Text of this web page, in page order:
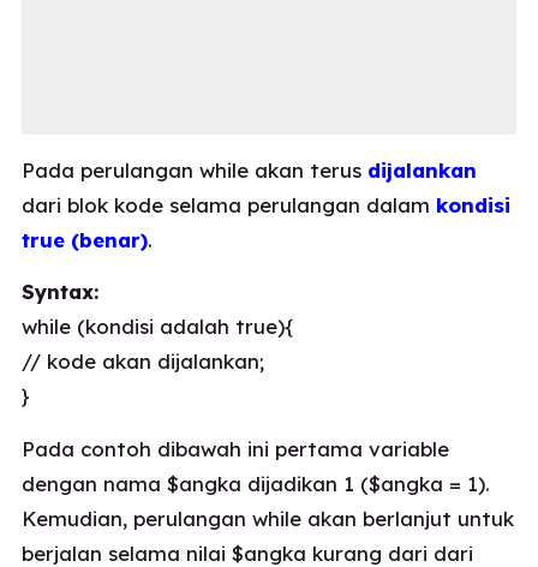
Pada perulangan while akan terus dijalankan
dari blok kode selama perulangan dalam kondisi
true (benar).
Syntax:
while (kondisi adalah true){
// kode akan dijalankan;
}
Pada contoh dibawah ini pertama variable
dengan nama $angka dijadikan 1 ($angka = 1).
Kemudian, perulangan while akan berlanjut untuk
berjalan selama nilai $angka kurang dari dari